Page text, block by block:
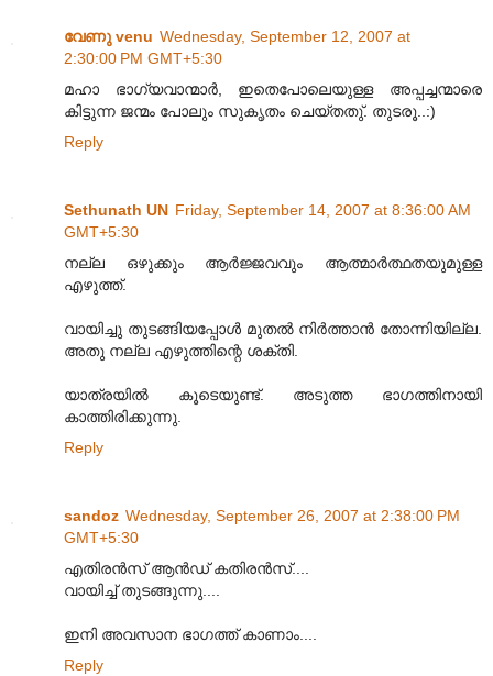
വേണു venu Wednesday, September 12, 2007 at
2:30:00 PM GMT+5:30
മഹാ ഭാഗ്യവാന്മാര്‍‍, ഇതെപോലെയുള്ള അപ്പച്ചന്മാരെ
കിട്ടുന്ന ജന്മം പോലും സുകൃതം ചെയ്തതു്. തുടരൂ..:)
Reply
Sethunath UN Friday, September 14, 2007 at 8:36:00 AM
GMT+5:30
നല്ല ഒഴുക്കും ആര്‍ജ്ജവവും ആത്മാര്‍ത്ഥതയുമുള്ള
എഴുത്ത്.
വായിച്ചു തുടങ്ങിയപ്പോള്‍ മുതല്‍ നിര്‍ത്താന്‍ തോന്നിയില്ല.
അതു നല്ല എഴുത്തിന്റെ ശക്തി.
യാത്രയില്‍ കൂടെയുണ്ട്. അടുത്ത ഭാഗത്തിനായി
കാത്തിരിക്കുന്നു.
Reply
sandoz Wednesday, September 26, 2007 at 2:38:00 PM
GMT+5:30
എതിരന്‍സ്‌ ആന്‍ഡ്‌ കതിരന്‍സ്‌....
വായിച്ച്‌ തുടങ്ങുന്നു....
ഇനി അവസാന ഭാഗത്ത്‌ കാണാം....
Reply